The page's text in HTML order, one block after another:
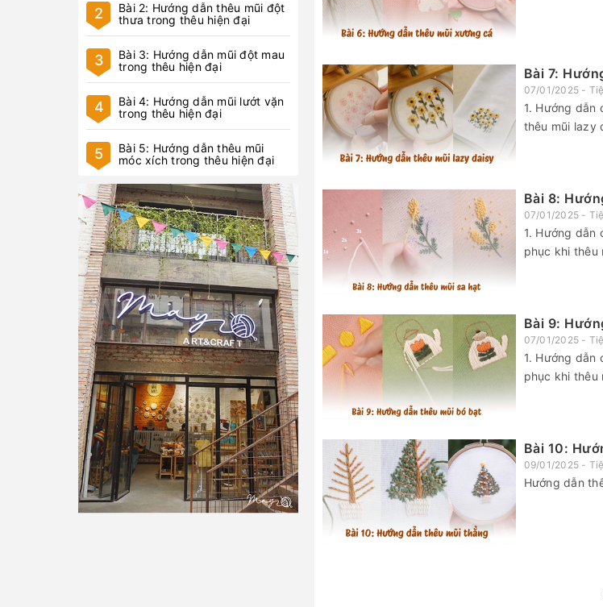
Bài 7:
07/01/2025 -
1. Hướng dẫn
thêu mũi lazy
Bài 8:
07/01/2025 -
1. Hướng dẫn
phục khi thêu
Bài 9:
07/01/2025 -
1. Hướng dẫn
phục khi thêu
Bài 10:
09/01/2025 -
Hướng dẫn
2
Bài 2: Hướng dẫn thêu mũi đột
thưa trong thêu hiện đại
3
Bài 3: Hướng dẫn mũi đột mau
trong thêu hiện đại
4
Bài 4: Hướng dẫn mũi lướt vặn
trong thêu hiện đại
5
Bài 5: Hướng dẫn thêu mũi
móc xích trong thêu hiện đại